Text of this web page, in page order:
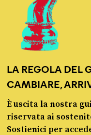
LA REGOLA DEL
CAMBIARE,
È uscita la nostra
riservata ai
Sostienici per
©